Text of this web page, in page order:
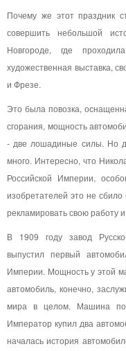
Почему же этот праздник
совершить небольшой
Новгороде, где
художественная выставка,
и Фрезе.
Это была повозка,
сгорания, мощность
- две лошадиные силы. Но
много. Интересно, что
Российской Империи,
изобретателей это не
рекламировать свою работу
В 1909 году завод
выпустил первый
Империи. Мощность у этой
автомобиль, конечно,
мира в целом. Машина
Император купил два
началась история